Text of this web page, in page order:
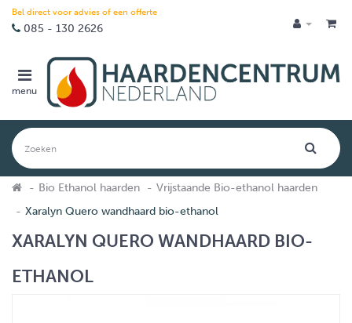
Bel direct voor advies of een offerte
085 - 130 2626
menu
Bio Ethanol haarden
Vrijstaande Bio-ethanol haarden
Xaralyn Quero wandhaard bio-ethanol
XARALYN QUERO WANDHAARD BIO-
ETHANOL